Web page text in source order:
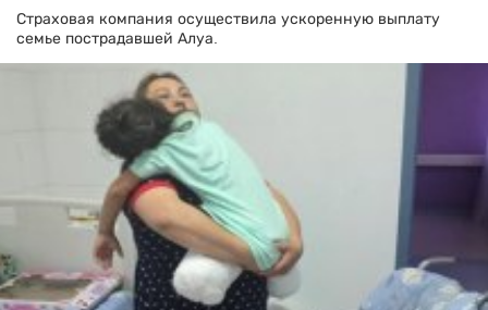
Страховая компания осуществила ускоренную выплату
семье пострадавшей Алуа.